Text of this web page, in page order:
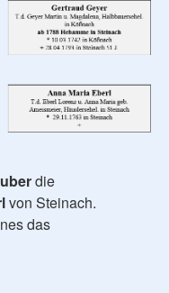
die
von Steinach.
das